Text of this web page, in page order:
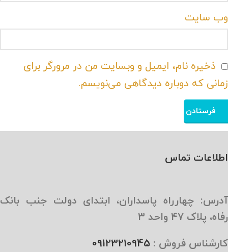
وب‌ سایت
ذخیره نام، ایمیل و وبسایت من در مرورگر برای
زمانی که دوباره دیدگاهی می‌نویسم.
اطلاعات تماس
آدرس: چهارراه پاسداران، ابتدای دولت جنب بانک
رفاه، پلاک ۴۷ واحد ۳
کارشناس فروش : 09123210945